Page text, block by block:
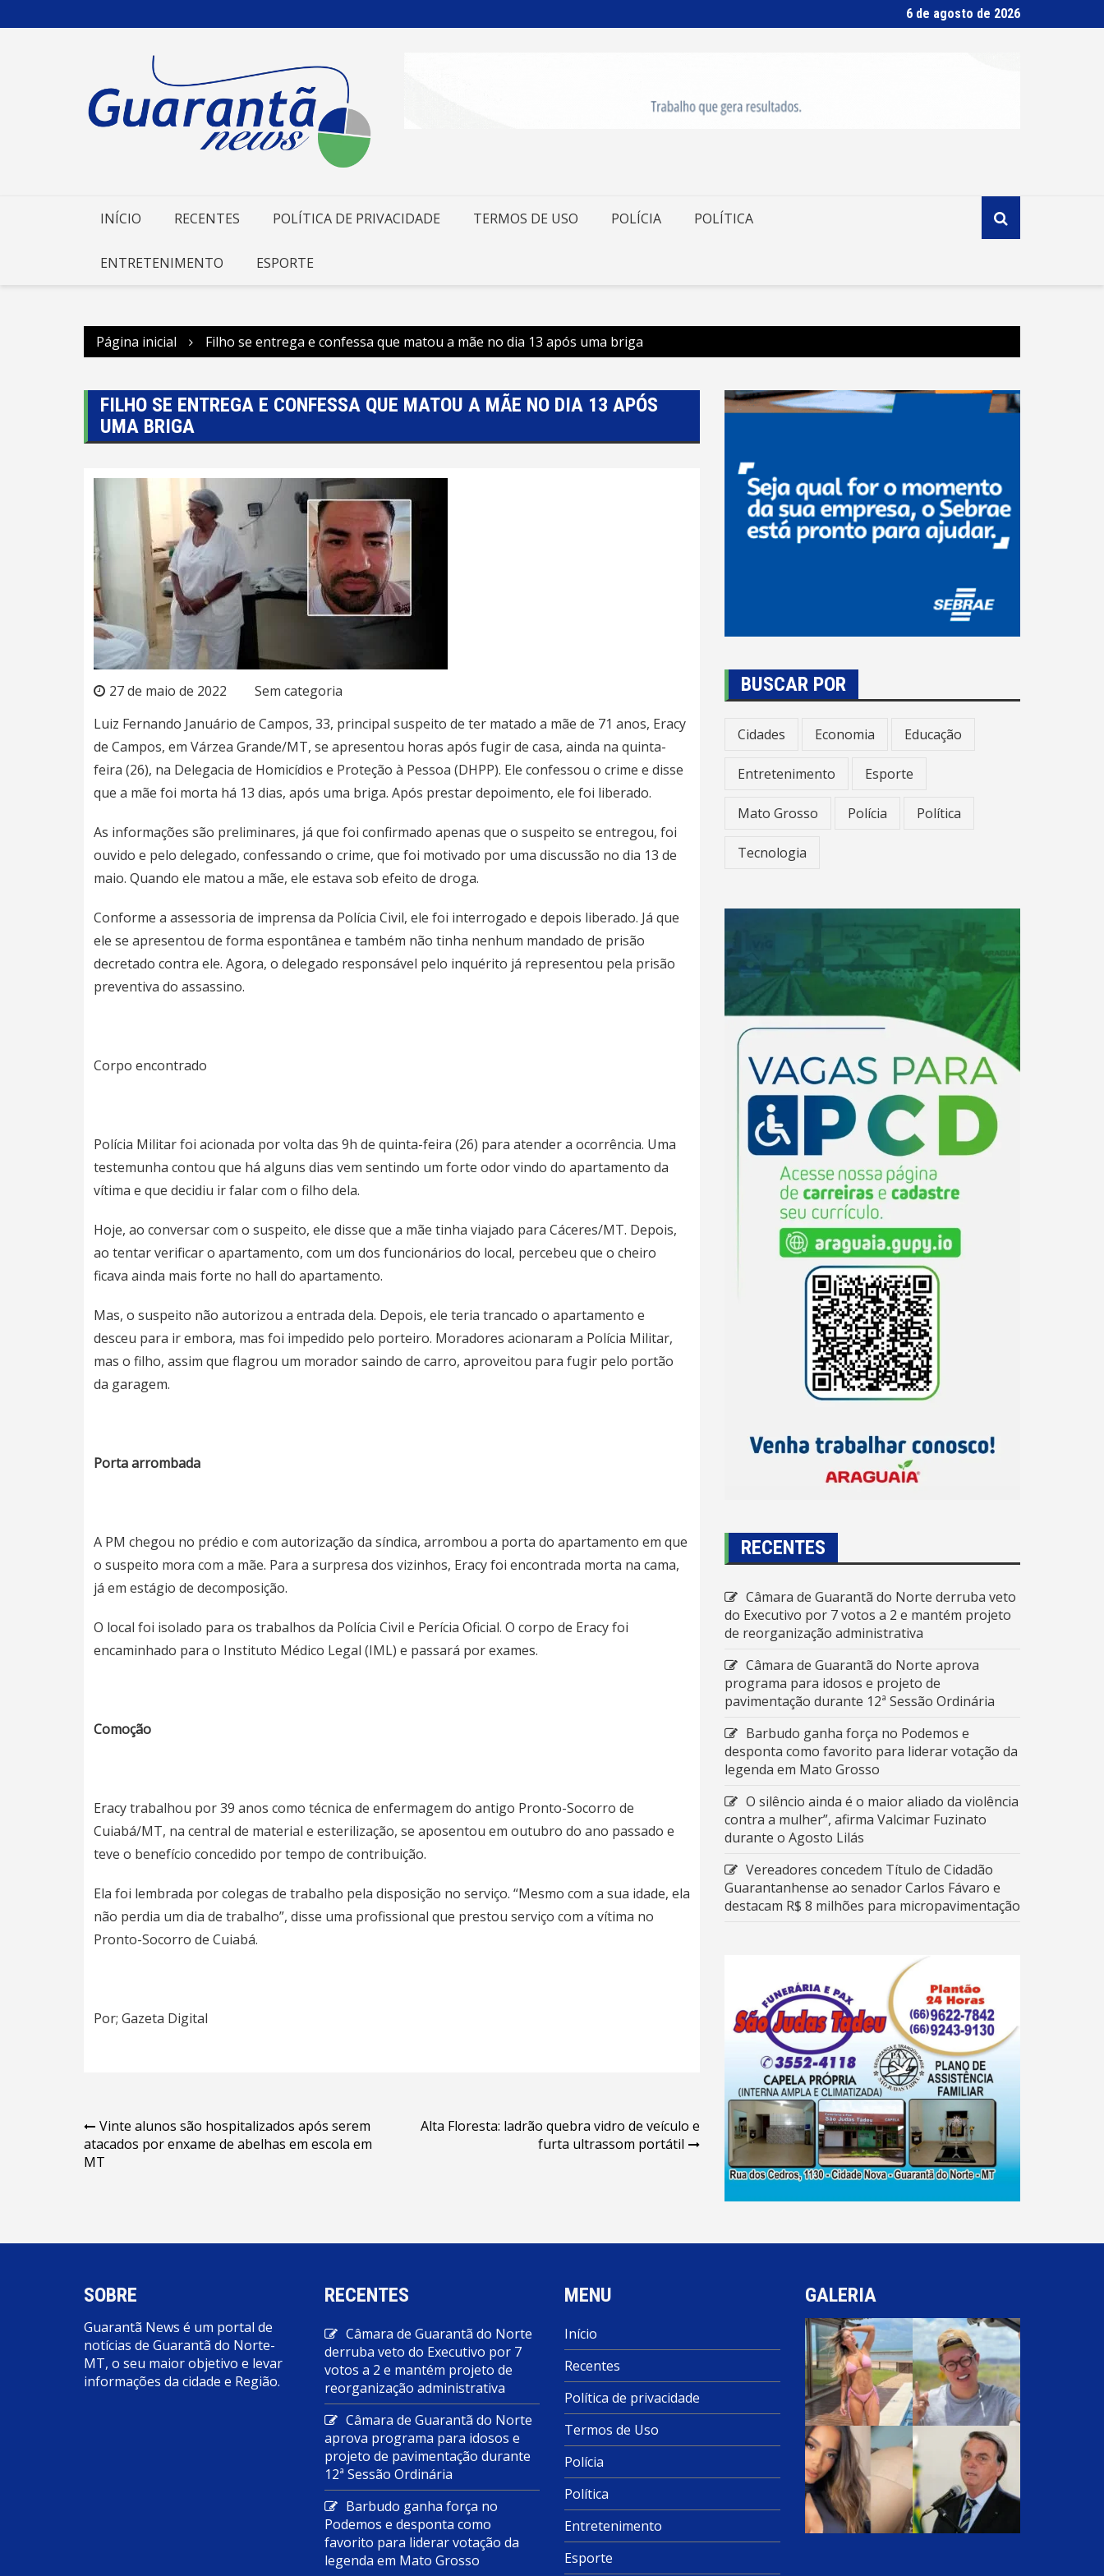
para
6 de agosto de 2026
INÍCIO RECENTES POLÍTICA DE PRIVACIDADE TERMOS DE USO POLÍCIA POLÍTICA
ENTRETENIMENTO ESPORTE
Página inicial Filho se entrega e confessa que matou a mãe no dia 13 após uma briga
FILHO SE ENTREGA E CONFESSA QUE MATOU A MÃE NO DIA 13 APÓS
UMA BRIGA
27 de maio de 2022
Sem categoria
Luiz Fernando Januário de Campos, 33, principal suspeito de ter matado a mãe de 71 anos, Eracy
de Campos, em Várzea Grande/MT, se apresentou horas após fugir de casa, ainda na quinta-
feira (26), na Delegacia de Homicídios e Proteção à Pessoa (DHPP). Ele confessou o crime e disse
que a mãe foi morta há 13 dias, após uma briga. Após prestar depoimento, ele foi liberado.
As informações são preliminares, já que foi confirmado apenas que o suspeito se entregou, foi
ouvido e pelo delegado, confessando o crime, que foi motivado por uma discussão no dia 13 de
maio. Quando ele matou a mãe, ele estava sob efeito de droga.
Conforme a assessoria de imprensa da Polícia Civil, ele foi interrogado e depois liberado. Já que
ele se apresentou de forma espontânea e também não tinha nenhum mandado de prisão
decretado contra ele. Agora, o delegado responsável pelo inquérito já representou pela prisão
preventiva do assassino.
Corpo encontrado
Polícia Militar foi acionada por volta das 9h de quinta-feira (26) para atender a ocorrência. Uma
testemunha contou que há alguns dias vem sentindo um forte odor vindo do apartamento da
vítima e que decidiu ir falar com o filho dela.
Hoje, ao conversar com o suspeito, ele disse que a mãe tinha viajado para Cáceres/MT. Depois,
ao tentar verificar o apartamento, com um dos funcionários do local, percebeu que o cheiro
ficava ainda mais forte no hall do apartamento.
Mas, o suspeito não autorizou a entrada dela. Depois, ele teria trancado o apartamento e
desceu para ir embora, mas foi impedido pelo porteiro. Moradores acionaram a Polícia Militar,
mas o filho, assim que flagrou um morador saindo de carro, aproveitou para fugir pelo portão
da garagem.
Porta arrombada
A PM chegou no prédio e com autorização da síndica, arrombou a porta do apartamento em que
o suspeito mora com a mãe. Para a surpresa dos vizinhos, Eracy foi encontrada morta na cama,
já em estágio de decomposição.
O local foi isolado para os trabalhos da Polícia Civil e Perícia Oficial. O corpo de Eracy foi
encaminhado para o Instituto Médico Legal (IML) e passará por exames.
Comoção
Eracy trabalhou por 39 anos como técnica de enfermagem do antigo Pronto-Socorro de
Cuiabá/MT, na central de material e esterilização, se aposentou em outubro do ano passado e
teve o benefício concedido por tempo de contribuição.
Ela foi lembrada por colegas de trabalho pela disposição no serviço. “Mesmo com a sua idade, ela
não perdia um dia de trabalho”, disse uma profissional que prestou serviço com a vítima no
Pronto-Socorro de Cuiabá.
Por; Gazeta Digital
Navegação
de
Vinte alunos são hospitalizados após serem
atacados por enxame de abelhas em escola em
MT
Alta Floresta: ladrão quebra vidro de veículo e
furta ultrassom portátil
BUSCAR POR
Cidades Economia Educação
Entretenimento Esporte
Mato Grosso Polícia Política
Tecnologia
RECENTES
Câmara de Guarantã do Norte derruba veto
do Executivo por 7 votos a 2 e mantém projeto
de reorganização administrativa
Câmara de Guarantã do Norte aprova
programa para idosos e projeto de
pavimentação durante 12ª Sessão Ordinária
Barbudo ganha força no Podemos e
desponta como favorito para liderar votação da
legenda em Mato Grosso
O silêncio ainda é o maior aliado da violência
contra a mulher”, afirma Valcimar Fuzinato
durante o Agosto Lilás
Vereadores concedem Título de Cidadão
Guarantanhense ao senador Carlos Fávaro e
destacam R$ 8 milhões para micropavimentação
SOBRE
Guarantã News é um portal de
notícias de Guarantã do Norte-
MT, o seu maior objetivo e levar
informações da cidade e Região.
RECENTES
Câmara de Guarantã do Norte
derruba veto do Executivo por 7
votos a 2 e mantém projeto de
reorganização administrativa
Câmara de Guarantã do Norte
aprova programa para idosos e
projeto de pavimentação durante
12ª Sessão Ordinária
Barbudo ganha força no
Podemos e desponta como
favorito para liderar votação da
legenda em Mato Grosso
MENU
Início
Recentes
Política de privacidade
Termos de Uso
Polícia
Política
Entretenimento
Esporte
GALERIA